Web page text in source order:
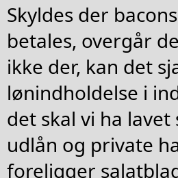
Skyldes der
betales, overgår
ikke der, kan det
lønindholdelse i
det skal vi ha
udlån og private
foreligger